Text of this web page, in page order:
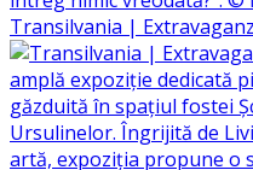
Transilvania |